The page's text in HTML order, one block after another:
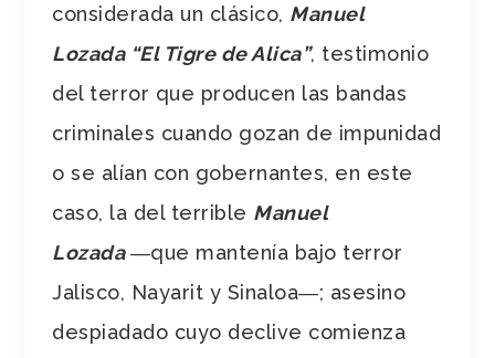
considerada un clásico, Manuel
Lozada “El Tigre de Alica”, testimonio
del terror que producen las bandas
criminales cuando gozan de impunidad
o se alían con gobernantes, en este
caso, la del terrible Manuel
Lozada―que mantenía bajo terror
Jalisco, Nayarit y Sinaloa―; asesino
despiadado cuyo declive comienza